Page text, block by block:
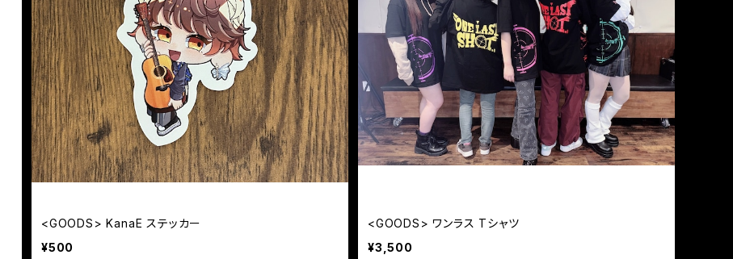
<GOODS> KanaE ステッカー
¥500
<GOODS> ワンラス Tシャツ
¥3,500